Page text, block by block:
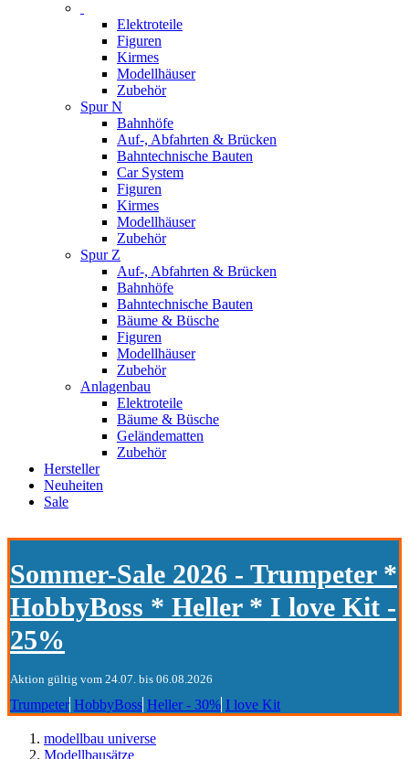
Elektroteile
Figuren
Kirmes
Modellhäuser
Zubehör
Spur N
Bahnhöfe
Auf-, Abfahrten & Brücken
Bahntechnische Bauten
Car System
Figuren
Kirmes
Modellhäuser
Zubehör
Spur Z
Auf-, Abfahrten & Brücken
Bahnhöfe
Bahntechnische Bauten
Bäume & Büsche
Figuren
Modellhäuser
Zubehör
Anlagenbau
Elektroteile
Bäume & Büsche
Geländematten
Zubehör
Hersteller
Neuheiten
Sale
Sommer-Sale 2026 - Trumpeter *
HobbyBoss * Heller * I love Kit -
25%
Aktion gültig vom 24.07. bis 06.08.2026
Trumpeter HobbyBoss Heller - 30% I love Kit
modellbau universe
Modellbausätze